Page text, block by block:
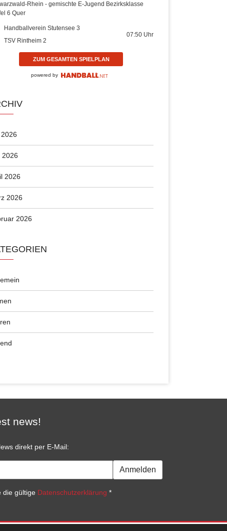
Rhein - gemischte E-Jugend Bezirksklasse
6 Quer
Handballverein Stutensee 3
TSV Rintheim 2
07:50 Uhr
ZUM GESAMTEN SPIELPLAN
powered by
2026
2026
2026
2026
news!
direkt per E-Mail:
Anmelden
die gültige Datenschutzerklärung *